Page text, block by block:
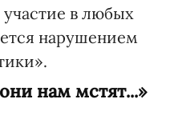
участие в любых
нарушением
нам мстят...»